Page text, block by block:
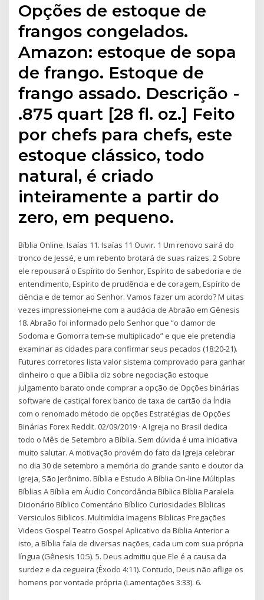
Opções de estoque de
frangos congelados.
Amazon: estoque de sopa
de frango. Estoque de
frango assado. Descrição -
.875 quart [28 fl. oz.] Feito
por chefs para chefs, este
estoque clássico, todo
natural, é criado
inteiramente a partir do
zero, em pequeno.
Bíblia Online. Isaías 11. Isaías 11 Ouvir. 1 Um renovo sairá do
tronco de Jessé, e um rebento brotará de suas raízes. 2 Sobre
ele repousará o Espírito do Senhor, Espírito de sabedoria e de
entendimento, Espírito de prudência e de coragem, Espírito de
ciência e de temor ao Senhor. Vamos fazer um acordo? M uitas
vezes impressionei-me com a audácia de Abraão em Gênesis
18. Abraão foi informado pelo Senhor que “o clamor de
Sodoma e Gomorra tem-se multiplicado” e que ele pretendia
examinar as cidades para confirmar seus pecados (18:20-21).
Futures corretores lista valor sistema comprovado para ganhar
dinheiro o que a Bíblia diz sobre negociação estoque
julgamento barato onde comprar a opção de Opções binárias
software de castiçal forex banco de taxa de cartão da Índia
com o renomado método de opções Estratégias de Opções
Binárias Forex Reddit. 02/09/2019 · A Igreja no Brasil dedica
todo o Mês de Setembro a Bíblia. Sem dúvida é uma iniciativa
muito salutar. A motivação provém do fato da Igreja celebrar
no dia 30 de setembro a memória do grande santo e doutor da
Igreja, São Jerônimo. Bíblia e Estudo A Bíblia On-line Múltiplas
Bíblias A Bíblia em Áudio Concordância Bíblica Bíblia Paralela
Dicionário Bíblico Comentário Bíblico Curiosidades Bíblicas
Versiculos Biblicos. Multimídia Imagens Biblicas Pregações
Videos Gospel Teatro Gospel Aplicativo da Biblia Anterior a
isto, a Bíblia fala de diversas nações, cada um com sua própria
língua (Gênesis 10:5). 5. Deus admitiu que Ele é a causa da
surdez e da cegueira (Êxodo 4:11). Contudo, Deus não aflige os
homens por vontade própria (Lamentações 3:33). 6.